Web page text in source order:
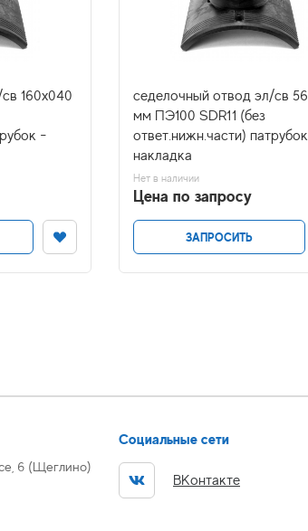
160х040
-
седелочный отвод эл/св
мм ПЭ100 SDR11 (без
ответ.нижн.части)
накладка
Нет в наличии
Цена по запросу
ЗАПРОСИТЬ
6 (Щеглино)
Социальные сети
ВКонтакте